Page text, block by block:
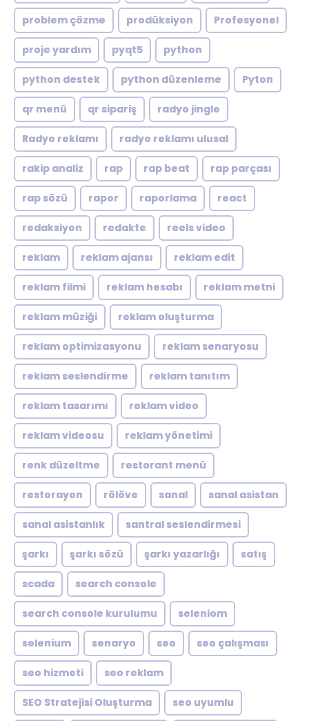
problem çözme prodüksiyon Profesyonel
proje yardım pyqt5 python
python destek python düzenleme Pyton
qr menü qr sipariş radyo jingle
Radyo reklamı radyo reklamı ulusal
rakip analiz rap rap beat rap parçası
rap sözü rapor raporlama react
redaksiyon redakte reels video
reklam reklam ajansı reklam edit
reklam filmi reklam hesabı reklam metni
reklam müziği reklam oluşturma
reklam optimizasyonu reklam senaryosu
reklam seslendirme reklam tanıtım
reklam tasarımı reklam video
reklam videosu reklam yönetimi
renk düzeltme restorant menü
restorayon rölöve sanal sanal asistan
sanal asistanlık santral seslendirmesi
şarkı şarkı sözü şarkı yazarlığı satış
scada search console
search console kurulumu seleniom
selenium senaryo seo seo çalışması
seo hizmeti seo reklam
SEO Stratejisi Oluşturma seo uyumlu